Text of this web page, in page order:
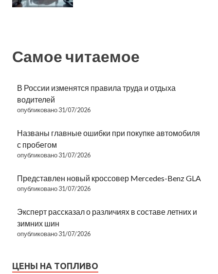
Самое читаемое
В России изменятся правила труда и отдыха
водителей
опубликовано 31/07/2026
Названы главные ошибки при покупке автомобиля
с пробегом
опубликовано 31/07/2026
Представлен новый кроссовер Mercedes-Benz GLA
опубликовано 31/07/2026
Эксперт рассказал о различиях в составе летних и
зимних шин
опубликовано 31/07/2026
ЦЕНЫ НА ТОПЛИВО